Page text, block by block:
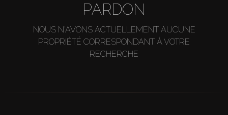
PARDON
NOUS N'AVONS ACTUELLEMENT AUCUNE
PROPRIÉTÉ CORRESPONDANT À VOTRE
RECHERCHE